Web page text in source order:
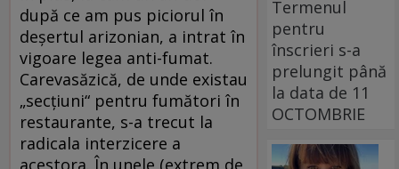
după ce am pus piciorul în
deşertul arizonian, a intrat în
vigoare legea anti-fumat.
Carevasăzică, de unde existau
„secţiuni“ pentru fumători în
restaurante, s-a trecut la
radicala interzicere a
acestora. În unele (extrem de
Termenul
pentru
înscrieri s-a
prelungit până
la data de 11
OCTOMBRIE